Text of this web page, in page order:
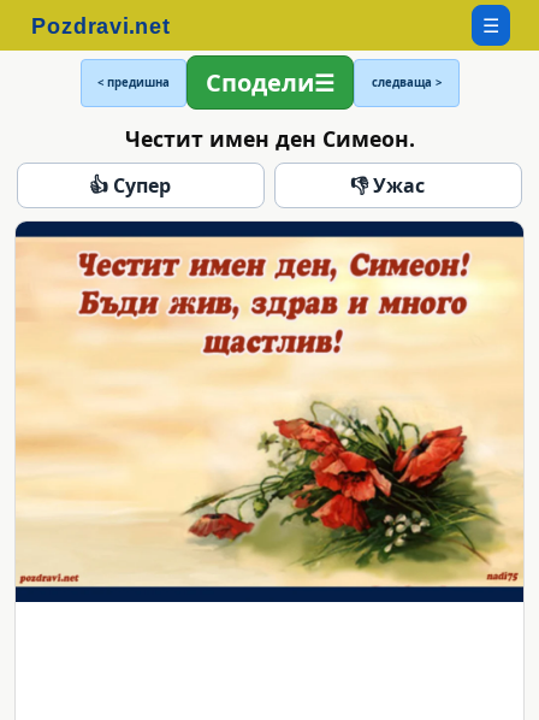
☰
< предишна Сподели следваща >
Честит имен ден Симеон.
👍 Супер 👎 Ужас